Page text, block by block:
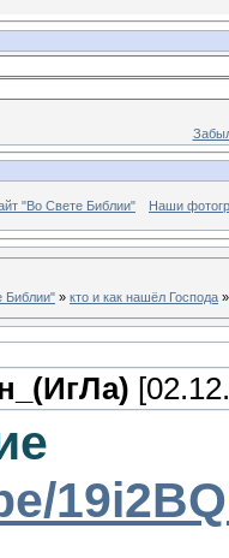
"Во Свете Библии" Наши
Библии" » кто и как нашёл Господа »